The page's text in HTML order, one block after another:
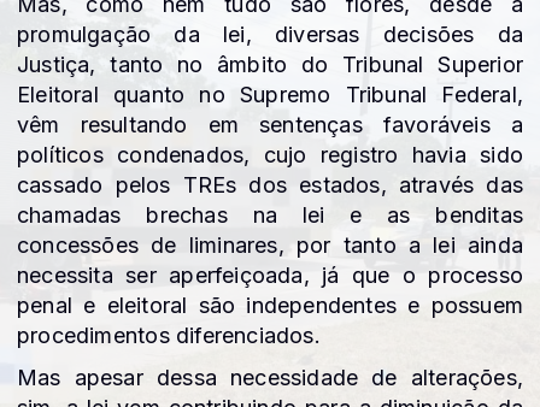
promulgação da lei, diversas decisões da
Justiça, tanto no âmbito do Tribunal Superior
Eleitoral quanto no Supremo Tribunal Federal,
vêm resultando em sentenças favoráveis a
políticos condenados, cujo registro havia sido
cassado pelos TREs dos estados, através das
chamadas brechas na lei e as benditas
concessões de liminares, por tanto a lei ainda
necessita ser aperfeiçoada, já que o processo
penal e eleitoral são independentes e possuem
procedimentos diferenciados.
Mas apesar dessa necessidade de alterações,